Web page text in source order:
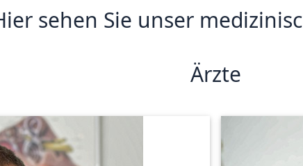
sehen Sie unser
Ärzte